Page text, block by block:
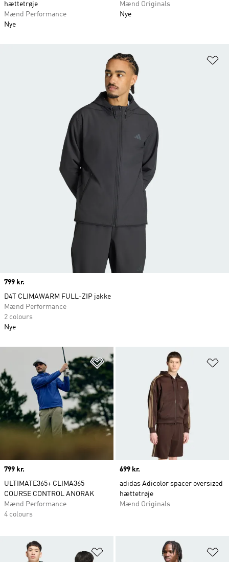
hættetrøje
Mænd Performance
Nye
Mænd Originals
Nye
Føj til ønskeliste
Price
799 kr.
ULTIMATE365+ CLIMA365
COURSE CONTROL ANORAK
Mænd Performance
4 colours
Price
699 kr.
adidas Adicolor spacer oversized
hættetrøje
Mænd Originals
Føj til ønskeliste
Price
799 kr.
D4T CLIMAWARM FULL-ZIP jakke
Mænd Performance
2 colours
Nye